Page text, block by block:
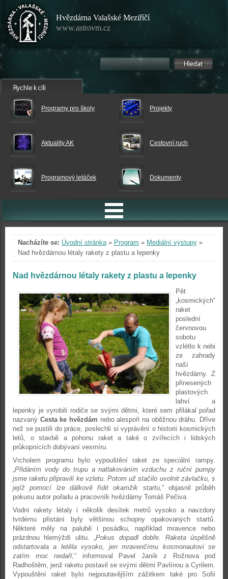
Hvězdárna Valašské Meziříčí
www.astrovm.cz
Programy pro školy Projekty
Aktuality AK Cestovní ruch
Programový letáček Dokumenty
Nacházíte se: Úvodní stránka» Program » Mediální výstupy »
Nad hvězdárnou létaly rakety z plastu a lepenky
Nad hvězdárnou létaly rakety z plastu a lepenky
Pět
„kosmických“
raket
poslední
červnovou
sobotu
vzlétlo k nebi
ze zahrady
naší
hvězdárny. Z
přinesených
plastových
lahví a
lepenky je vyrobili rodiče se svými dětmi, které sem přilákal pořad
nazvaný Cesta ke hvězdám nebo alespoň na oběžnou dráhu. Dříve
než se pustili do práce, poslechli si vyprávění o historii kosmických
letů, o stavbě a pohonu raket a také o zvířecích i lidských
průkopnících dobývaní vesmíru.
Vrcholem programu bylo vypouštění raket ze speciální rampy.
„Přidáním vody do trupu a natlakováním vzduchu z ruční pumpy
jsme raketu připravili ke vzletu. Potom už stačilo uvolnit závlačku, s
jejíž pomocí lze dálkově řídit okamžik startu,“ objasnil průběh
pokusu autor pořadu a pracovník hvězdárny Tomáš Pečiva.
Vodní rakety létaly i několik desítek metrů vysoko a navzdory
tvrdému přistání byly většinou schopny opakovaných startů.
Některé měly na palubě i posádku, například mravence nebo
prázdnou hlemýždí ulitu. „Pokus dopadl dobře. Raketa úspěšně
odstartovala a letěla vysoko, jen mravenčímu kosmonautovi se
zatím moc nedaří,“ informoval Pavel Janík z Rožnova pod
Radhoštěm, jenž raketu postavil se svými dětmi Pavlínou a Cyrilem.
Vypouštění raket bylo nejpoutavějším zážitkem také pro Sofii